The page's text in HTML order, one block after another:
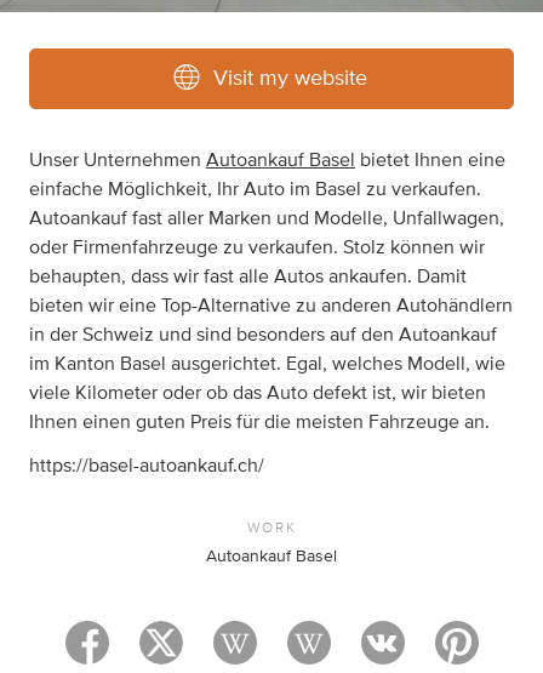
Visit my website
Unser Unternehmen Autoankauf Basel
bietet Ihnen eine
einfache Möglichkeit, Ihr Auto im Basel zu verkaufen.
Autoankauf fast aller Marken und Modelle, Unfallwagen,
oder Firmenfahrzeuge zu verkaufen. Stolz können wir
behaupten, dass wir fast alle Autos ankaufen. Damit
bieten wir eine Top-Alternative zu anderen Autohändlern
in der Schweiz und sind besonders auf den Autoankauf
im Kanton Basel ausgerichtet. Egal, welches Modell, wie
viele Kilometer oder ob das Auto defekt ist, wir bieten
Ihnen einen guten Preis für die meisten Fahrzeuge an.
https://basel-autoankauf.ch/
WORK
Autoankauf Basel